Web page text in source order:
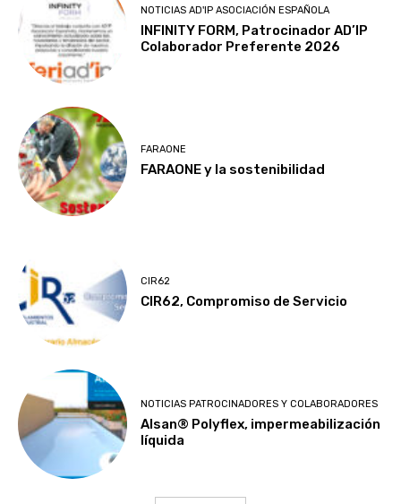
NOTICIAS AD'IP ASOCIACIÓN ESPAÑOLA
INFINITY FORM, Patrocinador AD’IP
Colaborador Preferente 2026
FARAONE
FARAONE y la sostenibilidad
CIR62
CIR62, Compromiso de Servicio
NOTICIAS PATROCINADORES Y COLABORADORES
Alsan® Polyflex, impermeabilización
líquida